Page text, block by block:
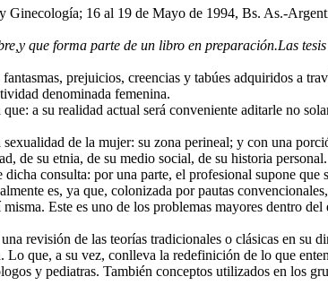
Ginecología; 16 al 19 de Mayo de 1994, Bs. As.-
que forma parte de un libro en preparación.Las
prejuicios, creencias y tabúes adquiridos a
denominada femenina.
que: a su realidad actual será conveniente aditarle no
de la mujer: su zona perineal; y con una
de su etnia, de su medio social, de su historia personal.
dicha consulta: por una parte, el profesional supone
es, ya que, colonizada por pautas
Este es uno de los problemas mayores dentro
revisión de las teorías tradicionales o clásicas en su
que, a su vez, conlleva la redefinición de lo que
y pediatras. También conceptos utilizados en los